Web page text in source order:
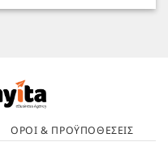
ΌΡΟΙ & ΠΡΟΫΠΟΘΈΣΕΙΣ